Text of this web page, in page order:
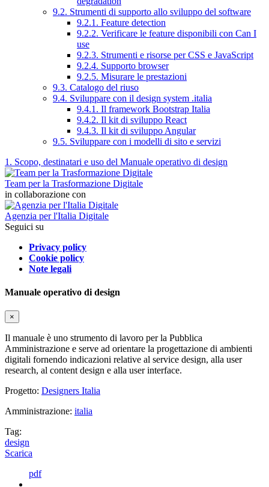
9.2. Strumenti di supporto allo sviluppo del software
9.2.1. Feature detection
9.2.2. Verificare le feature disponibili con Can I
use
9.2.3. Strumenti e risorse per CSS e JavaScript
9.2.4. Supporto browser
9.2.5. Misurare le prestazioni
9.3. Catalogo del riuso
9.4. Sviluppare con il design system .italia
9.4.1. Il framework Bootstrap Italia
9.4.2. Il kit di sviluppo React
9.4.3. Il kit di sviluppo Angular
9.5. Sviluppare con i modelli di sito e servizi
1. Scopo, destinatari e uso del Manuale operativo di design
Team per la Trasformazione Digitale
in collaborazione con
Agenzia per l'Italia Digitale
Seguici su
Privacy policy
Cookie policy
Note legali
Manuale operativo di design
×
Il manuale è uno strumento di lavoro per la Pubblica
Amministrazione e serve ad orientare la progettazione di ambienti
digitali fornendo indicazioni relative al service design, alla user
research, al content design e alla user interface.
Progetto: Designers Italia
Amministrazione: italia
Tag:
design
Scarica
pdf